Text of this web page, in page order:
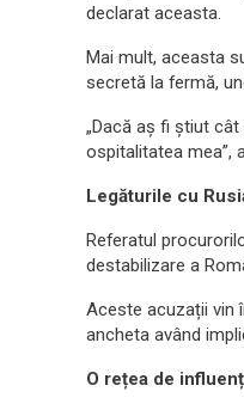
declarat aceasta.
Mai mult, aceasta
secretă la fermă,
„Dacă aș fi știut
ospitalitatea mea”,
Legăturile cu
Referatul
destabilizare a
Aceste acuzații vin
ancheta având
O rețea de